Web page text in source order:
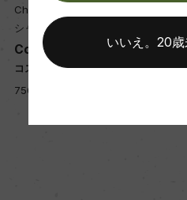
年間生産量
ー
栽培面積
Chateau Cos d'Estournel
シャトー・コス・デストゥルネル
Cos d'Estournel Blanc
コス・デストゥルネル・ブラン
750ml, 38,000 yen
いいえ。20歳